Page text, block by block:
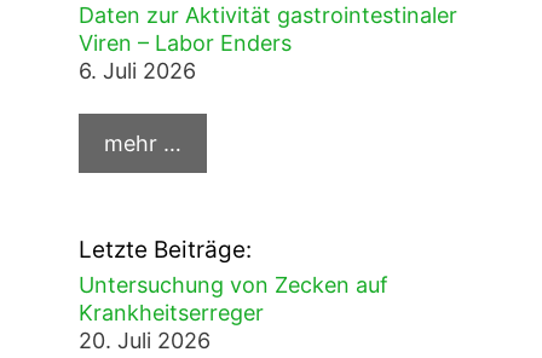
Daten zur Aktivität gastrointestinaler
Viren – Labor Enders
6. Juli 2026
Letzte Beiträge:
Untersuchung von Zecken auf
Krankheitserreger
20. Juli 2026